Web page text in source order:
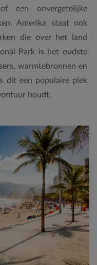
een onvergetelijke
Amerika staat ook
die over het land
Park is het oudste
warmtebronnen en
dit een populaire plek
houdt.